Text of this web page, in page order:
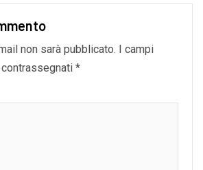
non sarà pubblicato. I campi
*